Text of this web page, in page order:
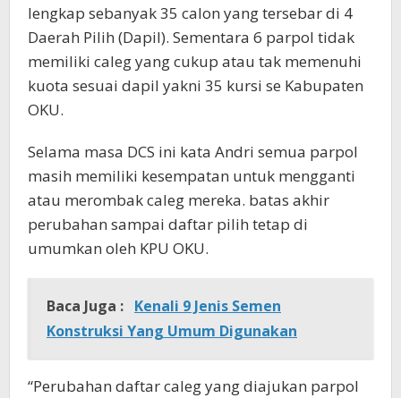
lengkap sebanyak 35 calon yang tersebar di 4
Daerah Pilih (Dapil). Sementara 6 parpol tidak
memiliki caleg yang cukup atau tak memenuhi
kuota sesuai dapil yakni 35 kursi se Kabupaten
OKU.
Selama masa DCS ini kata Andri semua parpol
masih memiliki kesempatan untuk mengganti
atau merombak caleg mereka. batas akhir
perubahan sampai daftar pilih tetap di
umumkan oleh KPU OKU.
Baca Juga : Kenali 9 Jenis Semen
Konstruksi Yang Umum Digunakan
“Perubahan daftar caleg yang diajukan parpol